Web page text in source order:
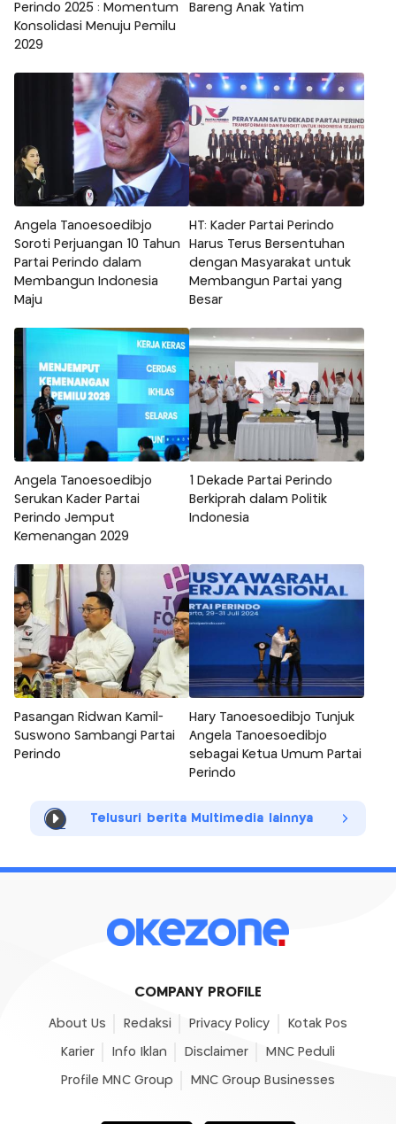
Perindo 2025 : Momentum
Konsolidasi Menuju Pemilu
2029
Bareng Anak Yatim
Angela Tanoesoedibjo
Soroti Perjuangan 10 Tahun
Partai Perindo dalam
Membangun Indonesia
Maju
HT: Kader Partai Perindo
Harus Terus Bersentuhan
dengan Masyarakat untuk
Membangun Partai yang
Besar
Angela Tanoesoedibjo
Serukan Kader Partai
Perindo Jemput
Kemenangan 2029
1 Dekade Partai Perindo
Berkiprah dalam Politik
Indonesia
Pasangan Ridwan Kamil-
Suswono Sambangi Partai
Perindo
Hary Tanoesoedibjo Tunjuk
Angela Tanoesoedibjo
sebagai Ketua Umum Partai
Perindo
Telusuri berita Multimedia lainnya
COMPANY PROFILE
About Us Redaksi Privacy Policy Kotak Pos
Karier Info Iklan Disclaimer MNC Peduli
Profile MNC Group MNC Group Businesses